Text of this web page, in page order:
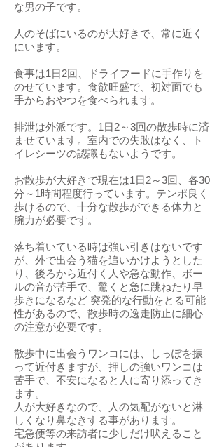
な男の子です。
人のそばにいるのが大好きで、常に近く
にいます。
食事は1日2回、ドライフードに手作りを
のせています。食欲旺盛で、初対面でも
手からおやつを食べられます。
排泄は外派です。1日2～3回の散歩時に済
ませています。室内での失敗はなく、ト
イレシーツの認識もないようです。
お散歩が大好きで現在は1日2～3回、各30
分～1時間程度行っています。テンポ良く
歩けるので、十分な散歩ができる体力と
腕力が必要です。
落ち着いている時は強い引きはないです
が、外で出会う猫を追いかけようとした
り、後ろから近付く人や急な動作、ボー
ルの音が苦手で、驚くと急に跳ねたり早
歩きになるなど 突発的な行動をとる可能
性があるので、散歩時の逸走防止に細心
の注意が必要です。
散歩中に出会うワンコには、しっぽを振
って近付きますが、押しの強いワンコは
苦手で、不安になると人に寄り添ってき
ます。
人が大好きなので、人の気配がないと淋
しくなり鼻なきする事があります。
宅急便等の来訪者に少しだけ吠えること